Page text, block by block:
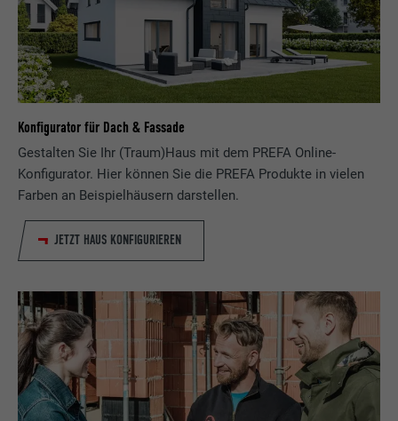
Konfigurator für Dach & Fassade
Gestalten Sie Ihr (Traum)Haus mit dem PREFA Online-
Konfigurator. Hier können Sie die PREFA Produkte in vielen
Farben an Beispielhäusern darstellen.
JETZT HAUS KONFIGURIEREN